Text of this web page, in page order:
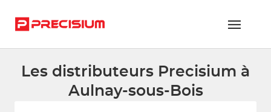
RÉSEAU PRECISIUM
PIÈCES VL ET PL
Les distributeurs Precisium à
Aulnay-sous-Bois